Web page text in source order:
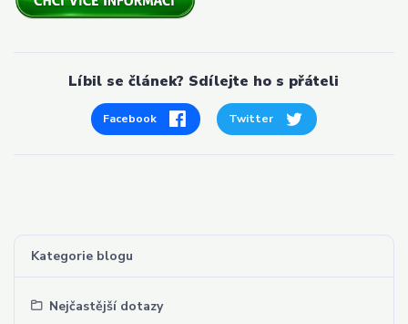
Kategorie blogu
Nejčastější dotazy
Líbil se článek? Sdílejte ho s přáteli
Facebook Twitter